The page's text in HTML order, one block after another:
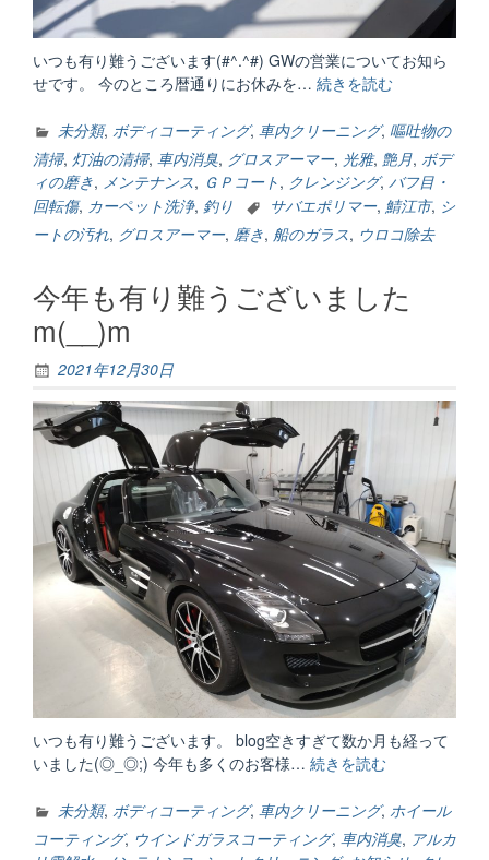
いつも有り難うございます(#^.^#) GWの営業についてお知ら
せです。 今のところ暦通りにお休みを… 続きを読む
業
に
つ
い
て”
未分類, ボディコーティング, 車内クリーニング, 嘔吐物の
清掃, 灯油の清掃, 車内消臭, グロスアーマー, 光雅, 艶月, ボデ
ィの磨き, メンテナンス, ＧＰコート, クレンジング, バフ目・
回転傷, カーペット洗浄, 釣り サバエポリマー, 鯖江市, シ
ートの汚れ, グロスアーマー, 磨き, 船のガラス, ウロコ除去
今年も有り難うございました
m(__)m
2021年12月30日
いつも有り難うございます。 blog空きすぎて数か月も経って
いました(◎_◎;) 今年も多くのお客様… 続きを読む
も
有
り
未分類, ボディコーティング, 車内クリーニング, ホイール
コーティング, ウインドガラスコーティング, 車内消臭, アルカ